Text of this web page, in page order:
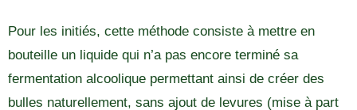
Pour les initiés, cette méthode consiste à mettre en
bouteille un liquide qui n’a pas encore terminé sa
fermentation alcoolique permettant ainsi de créer des
bulles naturellement, sans ajout de levures (mise à part